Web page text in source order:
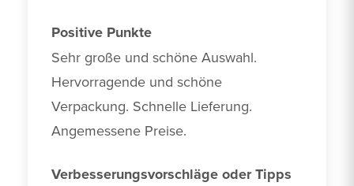
Positive Punkte
Sehr große und schöne Auswahl.
Hervorragende und schöne
Verpackung. Schnelle Lieferung.
Angemessene Preise.
Verbesserungsvorschläge oder Tipps